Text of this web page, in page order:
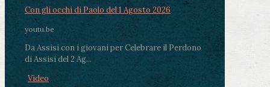
Con gli occhi di Paolo del 1 Agosto 2026
youtu.be
Da Assisi con i giovani per Celebrare il Perdono
di Assisi del 2 Ag...
Video